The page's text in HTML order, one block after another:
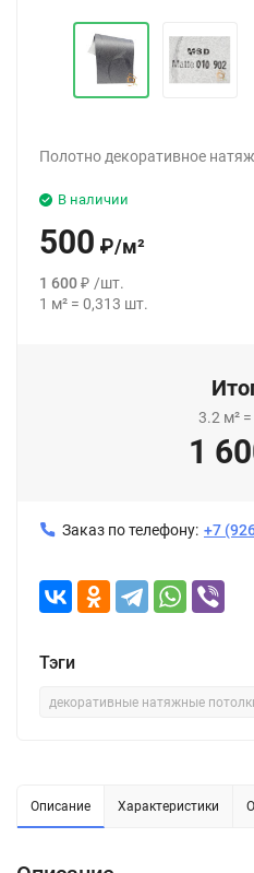
Полотно декоративное
В наличии
500 ₽/м²
1 600₽ /шт.
1 м² = 0,313 шт.
3.2 м²=
1
Заказ по телефону: +7
Тэги
декоративные натяжные
Описание Характеристики